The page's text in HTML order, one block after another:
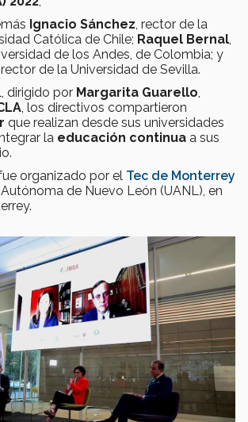
Ignacio Sánchez , rector de la
Católica de Chile; Raquel Bernal
de los Andes, de Colombia; y
, rector de la Universidad de Sevilla.
dirigido por Margarita Guarello
, los directivos compartieron
que realizan desde sus universidades
la educación continua a sus
organizado por el Tec de Monterrey
de Nuevo León (UANL), en